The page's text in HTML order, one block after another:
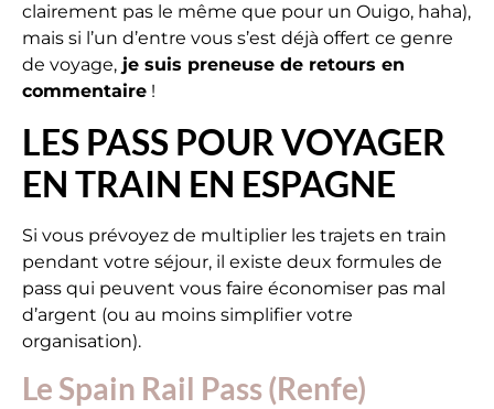
clairement pas le même que pour un Ouigo, haha),
mais si l’un d’entre vous s’est déjà offert ce genre
de voyage, je suis preneuse de retours en
commentaire !
LES PASS POUR VOYAGER
EN TRAIN EN ESPAGNE
Si vous prévoyez de multiplier les trajets en train
pendant votre séjour, il existe deux formules de
pass qui peuvent vous faire économiser pas mal
d’argent (ou au moins simplifier votre
organisation).
Le Spain Rail Pass (Renfe)